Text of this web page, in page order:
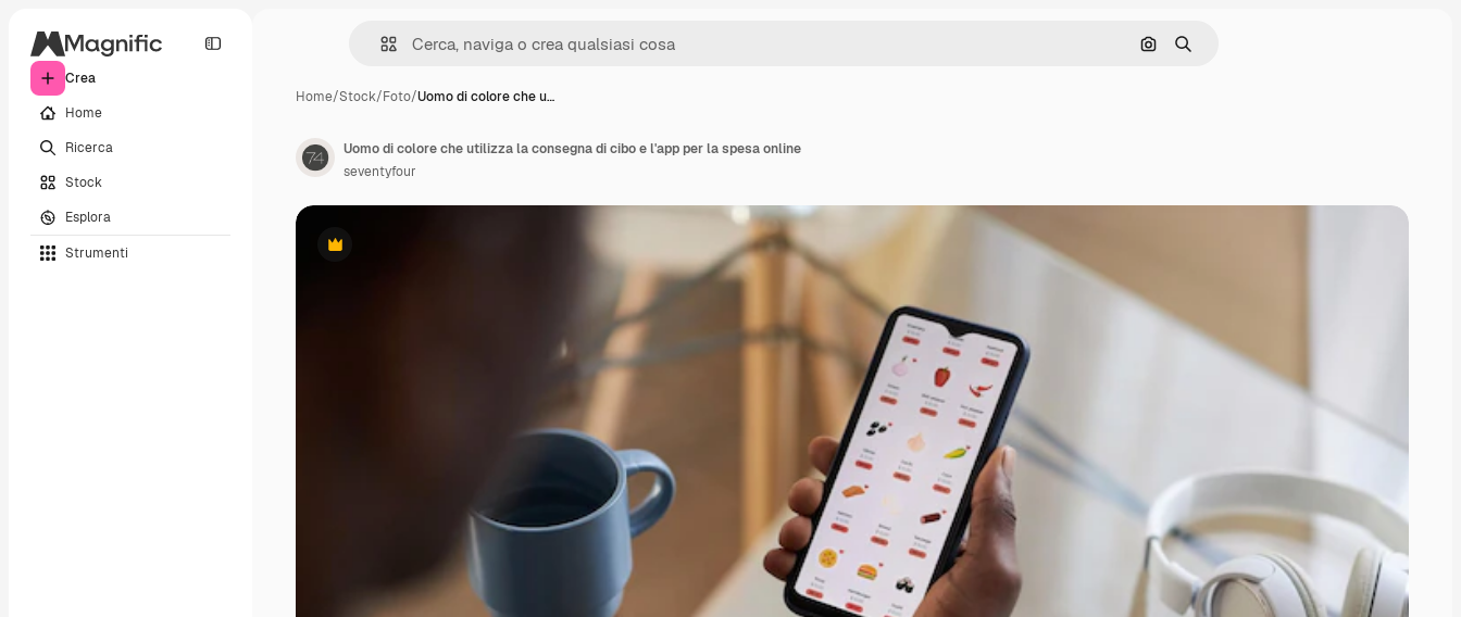
Crea
Home
Ricerca
Stock
Esplora
Strumenti
Cerca per immagine
Ricerca
Home/Stock/Foto/Uomo di colore che u…
Premium
Uomo di colore che utilizza la consegna di cibo e l'app per la spesa online
seventyfour